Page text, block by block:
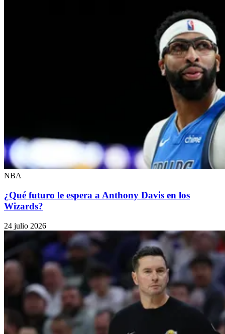
NBA
¿Qué futuro le espera a Anthony Davis en los
Wizards?
24 julio 2026